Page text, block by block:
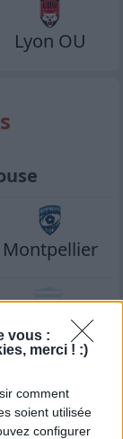
vous :
merci ! :)
comment
soient utilisée
configurer
Lyon OU
Montpellier
Racing 92
Toulouse